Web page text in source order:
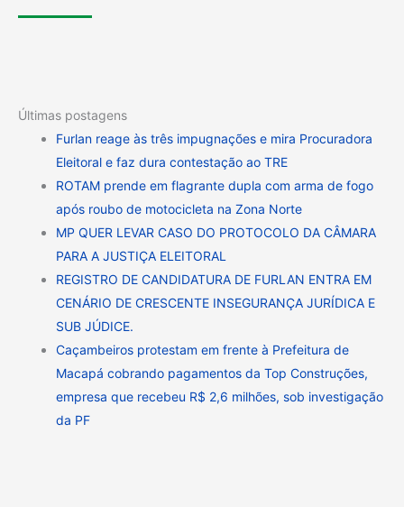
Últimas postagens
Furlan reage às três impugnações e mira Procuradora
Eleitoral e faz dura contestação ao TRE
ROTAM prende em flagrante dupla com arma de fogo
após roubo de motocicleta na Zona Norte
MP QUER LEVAR CASO DO PROTOCOLO DA CÂMARA
PARA A JUSTIÇA ELEITORAL
REGISTRO DE CANDIDATURA DE FURLAN ENTRA EM
CENÁRIO DE CRESCENTE INSEGURANÇA JURÍDICA E
SUB JÚDICE.
Caçambeiros protestam em frente à Prefeitura de
Macapá cobrando pagamentos da Top Construções,
empresa que recebeu R$ 2,6 milhões, sob investigação
da PF